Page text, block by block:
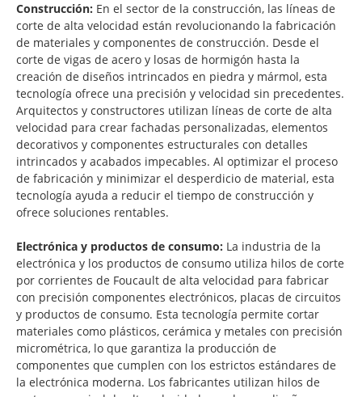
Construcción: En el sector de la construcción, las líneas de
corte de alta velocidad están revolucionando la fabricación
de materiales y componentes de construcción. Desde el
corte de vigas de acero y losas de hormigón hasta la
creación de diseños intrincados en piedra y mármol, esta
tecnología ofrece una precisión y velocidad sin precedentes.
Arquitectos y constructores utilizan líneas de corte de alta
velocidad para crear fachadas personalizadas, elementos
decorativos y componentes estructurales con detalles
intrincados y acabados impecables. Al optimizar el proceso
de fabricación y minimizar el desperdicio de material, esta
tecnología ayuda a reducir el tiempo de construcción y
ofrece soluciones rentables.
Electrónica y productos de consumo: La industria de la
electrónica y los productos de consumo utiliza hilos de corte
por corrientes de Foucault de alta velocidad para fabricar
con precisión componentes electrónicos, placas de circuitos
y productos de consumo. Esta tecnología permite cortar
materiales como plásticos, cerámica y metales con precisión
micrométrica, lo que garantiza la producción de
componentes que cumplen con los estrictos estándares de
la electrónica moderna. Los fabricantes utilizan hilos de